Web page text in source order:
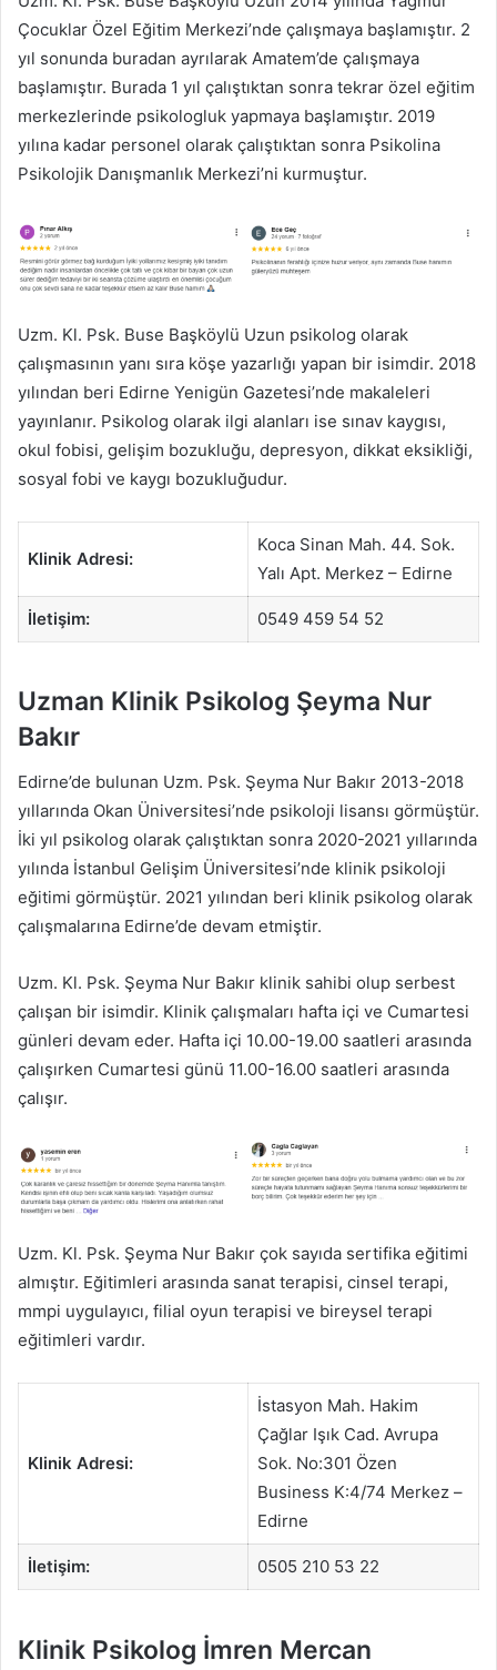
Çocuklar Özel Eğitim Merkezi’nde çalışmaya başlamıştır. 2
yıl sonunda buradan ayrılarak Amatem’de çalışmaya
başlamıştır. Burada 1 yıl çalıştıktan sonra tekrar özel eğitim
merkezlerinde psikologluk yapmaya başlamıştır. 2019
yılına kadar personel olarak çalıştıktan sonra Psikolina
Psikolojik Danışmanlık Merkezi’ni kurmuştur.
Uzm. Kl. Psk. Buse Başköylü Uzun psikolog olarak
çalışmasının yanı sıra köşe yazarlığı yapan bir isimdir. 2018
yılından beri Edirne Yenigün Gazetesi’nde makaleleri
yayınlanır. Psikolog olarak ilgi alanları ise sınav kaygısı,
okul fobisi, gelişim bozukluğu, depresyon, dikkat eksikliği,
sosyal fobi ve kaygı bozukluğudur.
Klinik Adresi:
Koca Sinan Mah. 44. Sok.
Yalı Apt. Merkez – Edirne
İletişim: 0549 459 54 52
Uzman Klinik Psikolog Şeyma Nur
Bakır
Edirne’de bulunan Uzm. Psk. Şeyma Nur Bakır 2013-2018
yıllarında Okan Üniversitesi’nde psikoloji lisansı görmüştür.
İki yıl psikolog olarak çalıştıktan sonra 2020-2021 yıllarında
yılında İstanbul Gelişim Üniversitesi’nde klinik psikoloji
eğitimi görmüştür. 2021 yılından beri klinik psikolog olarak
çalışmalarına Edirne’de devam etmiştir.
Uzm. Kl. Psk. Şeyma Nur Bakır klinik sahibi olup serbest
çalışan bir isimdir. Klinik çalışmaları hafta içi ve Cumartesi
günleri devam eder. Hafta içi 10.00-19.00 saatleri arasında
çalışırken Cumartesi günü 11.00-16.00 saatleri arasında
çalışır.
Uzm. Kl. Psk. Şeyma Nur Bakır çok sayıda sertifika eğitimi
almıştır. Eğitimleri arasında sanat terapisi, cinsel terapi,
mmpi uygulayıcı, filial oyun terapisi ve bireysel terapi
eğitimleri vardır.
Klinik Adresi:
İstasyon Mah. Hakim
Çağlar Işık Cad. Avrupa
Sok. No:301 Özen
Business K:4/74 Merkez –
Edirne
İletişim: 0505 210 53 22
Klinik Psikolog İmren Mercan